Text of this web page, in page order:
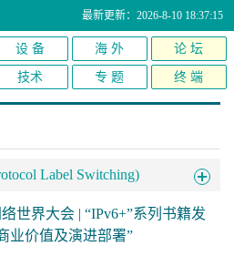
最新更新：2026-8-10 18:37:15
设 备 海 外 论 坛
技术 专 题 终 端
Label Switching)
世界大会 | “IPv6+”系列书籍发
业价值及演进部署”